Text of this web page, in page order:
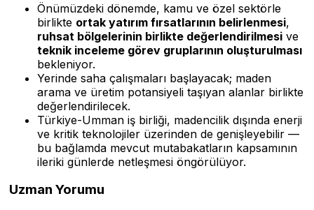
Önümüzdeki dönemde, kamu ve özel sektörle
birlikte ortak yatırım fırsatlarının belirlenmesi,
ruhsat bölgelerinin birlikte değerlendirilmesi ve
teknik inceleme görev gruplarının oluşturulması
bekleniyor.
Yerinde saha çalışmaları başlayacak; maden
arama ve üretim potansiyeli taşıyan alanlar birlikte
değerlendirilecek.
Türkiye-Umman iş birliği, madencilik dışında enerji
ve kritik teknolojiler üzerinden de genişleyebilir —
bu bağlamda mevcut mutabakatların kapsamının
ileriki günlerde netleşmesi öngörülüyor.
Uzman Yorumu